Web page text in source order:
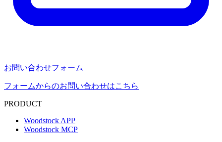
お問い合わせフォーム
フォームからのお問い合わせはこちら
PRODUCT
Woodstock APP
Woodstock MCP